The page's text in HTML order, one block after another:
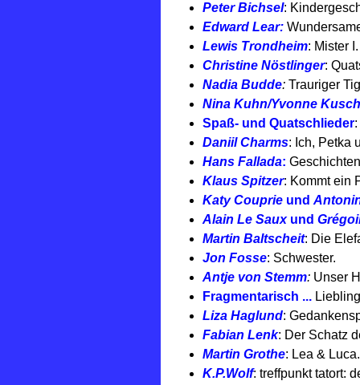
Peter Bichsel:
Edward Lear:
Lewis Trondheim: Mister I.
Christine Nöstlinger:
Nadia Budde: Trauriger
Nina Kuhn/Yvonne
Spaß- und Quatschlieder
Daniil Charms: Ich, Petka
Hans Fallada:
Klaus Spitzer: Kommt ein
Katy Couprie und
Alain Le Sauxund
Martin Baltscheit: Die
Jon Fosse: Schwester.
Antje von Stemm: Unser
Fragmentarisch ...
Liza Haglund:
Fabian Lenk: Der Schatz
Martin Grothe: Lea & Luca.
K.P.Wolf: treffpunkt tatort: